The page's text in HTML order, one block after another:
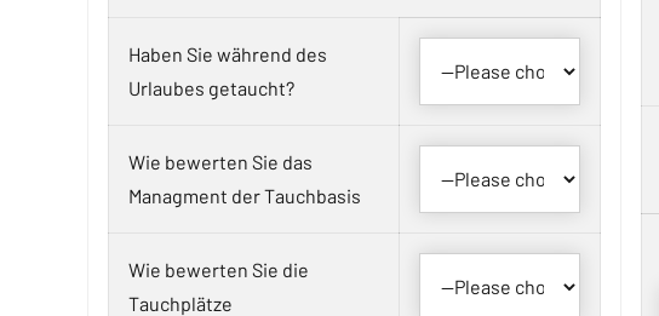
Haben Sie während des
Urlaubes getaucht?
Wie bewerten Sie das
Managment der Tauchbasis
Wie bewerten Sie die
Tauchplätze